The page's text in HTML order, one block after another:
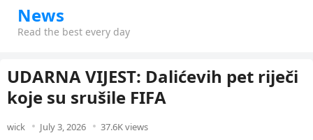
News
Read the best every day
UDARNA VIJEST: Dalićevih pet riječi
koje su srušile FIFA
wick July 3, 2026 37.6K views